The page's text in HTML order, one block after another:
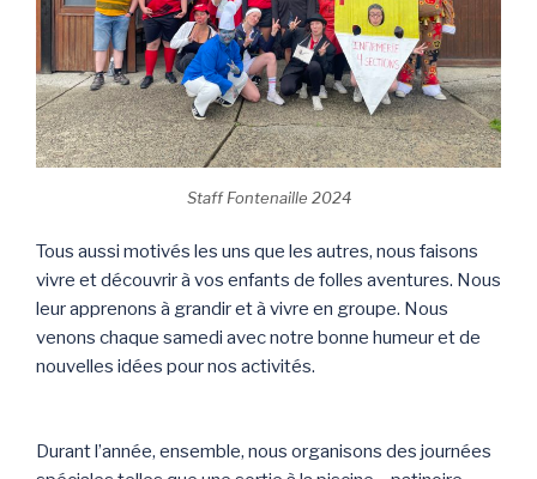
Staff Fontenaille 2024
Tous aussi motivés les uns que les autres, nous faisons
vivre et découvrir à vos enfants de folles aventures. Nous
leur apprenons à grandir et à vivre en groupe. Nous
venons chaque samedi avec notre bonne humeur et de
nouvelles idées pour nos activités.
Durant l’année, ensemble, nous organisons des journées